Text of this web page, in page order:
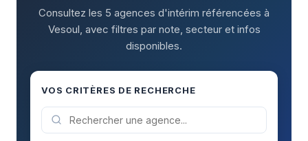
Consultez les 5 agences d'intérim référencées à
Vesoul, avec filtres par note, secteur et infos
disponibles.
VOS CRITÈRES DE RECHERCHE